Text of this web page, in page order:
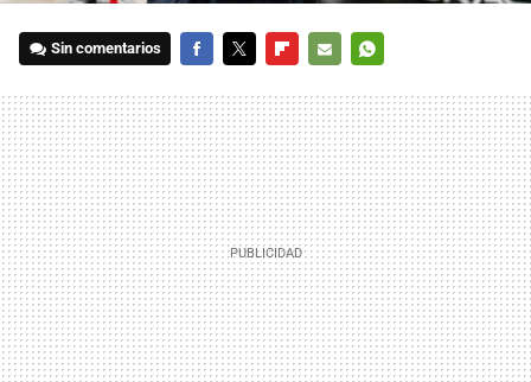
Sin comentarios
MAIL